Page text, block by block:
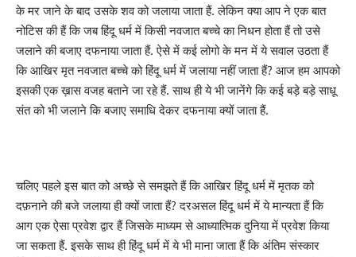
के मर जाने के बाद उसके शव को जलाया जाता हैं. लेकिन क्या आप ने एक बात
नोटिस की हैं कि जब हिंदू धर्म में किसी नवजात बच्चे का निधन होता हैं तो उसे
जलाने की बजाए दफनाया जाता हैं. ऐसे में कई लोगो के मन में ये सवाल उठता हैं
कि आखिर मृत नवजात बच्चे को हिंदू धर्म में जलाया नहीं जाता हैं? आज हम आपको
इसकी एक ख़ास वजह बताने जा रहे हैं. साथ ही ये भी जानेंगे कि कई बड़े बड़े साधू
संत को भी जलाने कि बजाए समाधि देकर दफनाया क्यों जाता हैं.
चलिए पहले इस बात को अच्छे से समझते हैं कि आखिर हिंदू धर्म में मृतक को
दफ़नाने की बजे जलाया ही क्यों जाता हैं? दरअसल हिंदू धर्म में ये मान्यता हैं कि
आग एक ऐसा प्रवेश द्वार हैं जिसके माध्यम से आध्यात्मिक दुनिया में प्रवेश किया
जा सकता हैं. इसके साथ ही हिंदू धर्म में ये भी माना जाता हैं कि अंतिम संस्कार